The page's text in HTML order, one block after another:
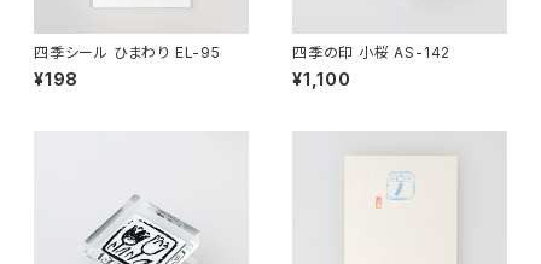
四季シール ひまわり EL-95
¥198
四季の印 小桜 AS-142
¥1,100